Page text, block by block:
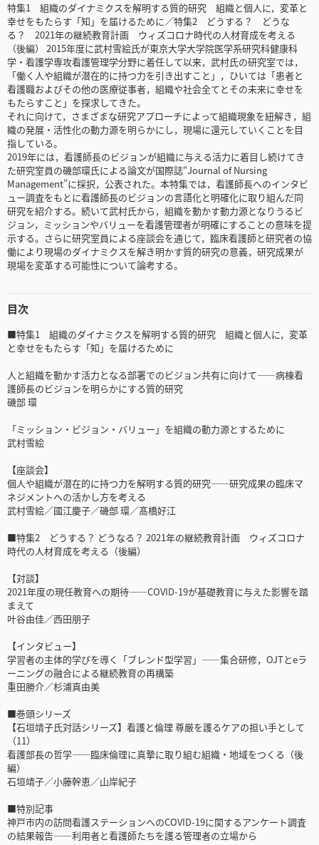
特集1 組織のダイナミクスを解明する質的研究 組織と個人に，変革と
幸せをもたらす「知」を届けるために／特集2 どうする？ どうな
る？ 2021年の継続教育計画 ウィズコロナ時代の人材育成を考える
（後編） 2015年度に武村雪絵氏が東京大学大学院医学系研究科健康科
学・看護学専攻看護管理学分野に着任して以来，武村氏の研究室では，
「働く人や組織が潜在的に持つ力を引き出すこと」，ひいては「患者と
看護職およびその他の医療従事者，組織や社会全てとその未来に幸せを
もたらすこと」を探求してきた。
それに向けて，さまざまな研究アプローチによって組織現象を紐解き，組
織の発展・活性化の動力源を明らかにし，現場に還元していくことを目
指している。
2019年には，看護師長のビジョンが組織に与える活力に着目し続けてき
た研究室員の磯部環氏による論文が国際誌“Journal of Nursing
Management”に採択，公表された。本特集では，看護師長へのインタビ
ュー調査をもとに看護師長のビジョンの言語化と明確化に取り組んだ同
研究を紹介する。続いて武村氏から，組織を動かす動力源となりうるビ
ジョン，ミッションやバリューを看護管理者が明確にすることの意味を提
示する。さらに研究室員による座談会を通じて，臨床看護師と研究者の協
働により現場のダイナミクスを解き明かす質的研究の意義，研究成果が
現場を変革する可能性について論考する。
目次
■特集1 組織のダイナミクスを解明する質的研究 組織と個人に，変革
と幸せをもたらす「知」を届けるために
人と組織を動かす活力となる部署でのビジョン共有に向けて――病棟看
護師長のビジョンを明らかにする質的研究
磯部 環
「ミッション・ビジョン・バリュー」を組織の動力源とするために
武村雪絵
【座談会】
個人や組織が潜在的に持つ力を解明する質的研究――研究成果の臨床マ
ネジメントへの活かし方を考える
武村雪絵／國江慶子／磯部 環／髙橋好江
■特集2 どうする？ どうなる？ 2021年の継続教育計画 ウィズコロナ
時代の人材育成を考える（後編）
【対談】
2021年度の現任教育への期待――COVID-19が基礎教育に与えた影響を踏
まえて
叶谷由佳／西田朋子
【インタビュー】
学習者の主体的学びを導く「ブレンド型学習」――集合研修，OJTとeラ
ーニングの融合による継続教育の再構築
重田勝介／杉浦真由美
■巻頭シリーズ
【石垣靖子氏対話シリーズ】看護と倫理 尊厳を護るケアの担い手として
（11）
看護部長の哲学――臨床倫理に真摯に取り組む組織・地域をつくる（後
編）
石垣靖子／小藤幹恵／山岸紀子
■特別記事
神戸市内の訪問看護ステーションへのCOVID-19に関するアンケート調査
の結果報告――利用者と看護師たちを護る管理者の立場から